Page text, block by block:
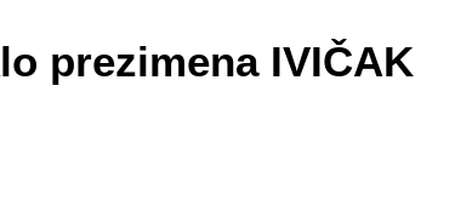
prezimena IVIČAK